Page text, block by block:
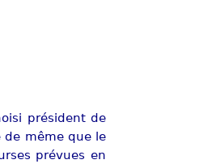
président de
de même que le
prévues en